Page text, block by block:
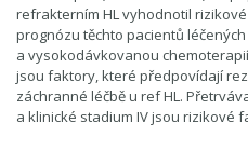
refrakterním HL vyhodnotil
prognózu těchto pacientů
a vysokodávkovanou
jsou faktory, které předpovídají
záchranné léčbě u ref HL.
a klinické stadium IV jsou rizikové